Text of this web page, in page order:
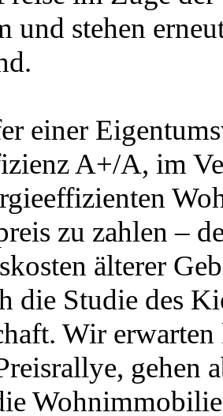
und stehen
einer
A+/A, im
zu zahlen –
älterer
die Studie des
Wir
gehen